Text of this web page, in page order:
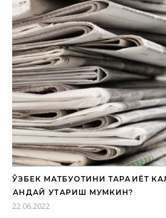
ЎЗБЕК МАТБУОТИНИ ТАРАҚҚИЁТ
ҚАНДАЙ ҚУТҚАРИШ МУМКИН?
22.06.2022